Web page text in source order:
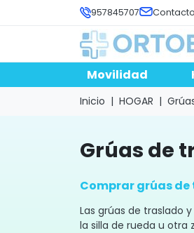
957845707 Contacto
Movilidad
Inicio HOGAR
grúas de
Comprar grúas
Las grúas de traslado
la silla de rueda u otra